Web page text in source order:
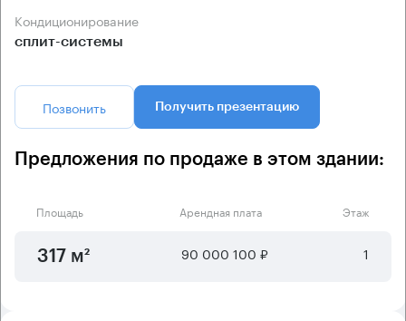
Кондиционирование
сплит-системы
Позвонить Получить презентацию
Предложения по продаже в этом здании:
Площадь Арендная плата Этаж
317 м² 90 000 100 ₽ 1